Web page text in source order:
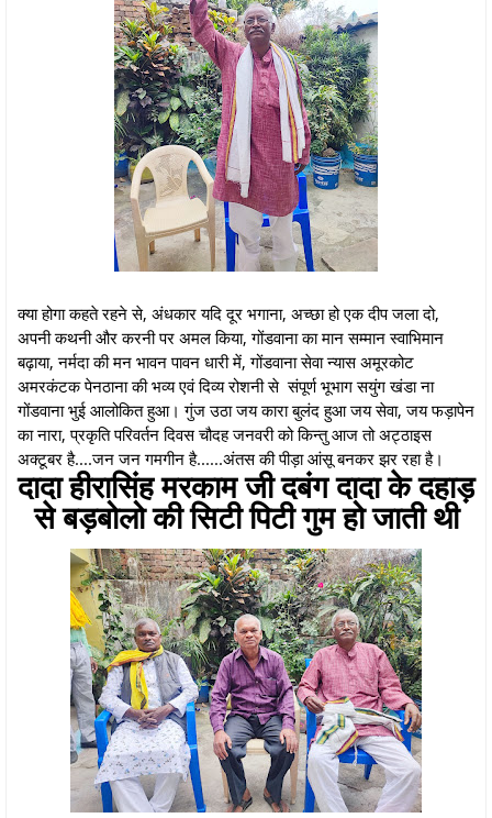
क्या होगा कहते रहने से, अंधकार यदि दूर भगाना, अच्छा हो एक दीप जला दो,
अपनी कथनी और करनी पर अमल किया, गोंडवाना का मान सम्मान स्वाभिमान
बढ़ाया, नर्मदा की मन भावन पावन धारी में, गोंडवाना सेवा न्यास अमूरकोट
अमरकंटक पेनठाना की भव्य एवं दिव्य रोशनी से संपूर्ण भूभाग सयुंग खंडा ना
गोंडवाना भुई आलोकित हुआ। गुंज उठा जय कारा बुलंद हुआ जय सेवा, जय फड़ापेन
का नारा, प्रकृति परिवर्तन दिवस चौदह जनवरी को किन्तु आज तो अट्ठाइस
अक्टूबर है....जन जन गमगीन है......अंतस की पीड़ा आंसू बनकर झर रहा है।
दादा हीरासिंह मरकाम जी दबंग दादा के दहाड़
से बड़बोलो की सिटी पिटी गुम हो जाती थी